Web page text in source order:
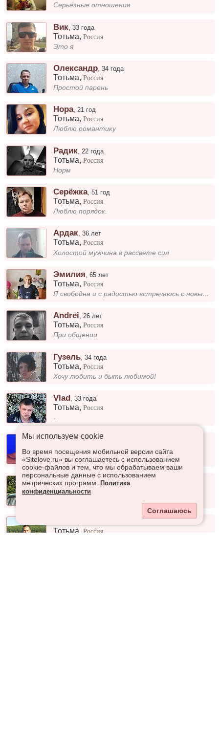
Серьёзные отношения
Вик ,33 года
Тотьма,Россия
Это я
Олександр ,34 года
Тотьма,Россия
Простой парень
Нора,21 год
Тотьма,Россия
Люблю романтику
Радик 22 года
Тотьма,Россия
Норм
Серёжка,51 год
Тотьма,Россия
Люблю порядок.
Ардак,36 лет
Тотьма,Россия
Холостой мужчина в рассвете сил
Эмилия ,65 лет
Тотьма,Россия
Я свободна и с радостью встречаюсь с новыми людьми! Люблю общение, совместные прогулки и обсуждение интересных тем. Ищу...
Andrei,26 лет
Тотьма,Россия
При общении
Гузель ,34 года
Тотьма,Россия
Хочу любить и быть любимой!
Vlad ,33 года
Тотьма,Россия
-
Андрей,34 года
Тотьма,Россия
()) (((()
Петя,38 лет
Тотьма,Россия
Тотьма ,Россия
Мы используем сookie
Во время посещения мобильной версии сайта
«Sitelove.ru» вы соглашаетесь с использованием
cookie-файлов и тем, что мы обрабатываем ваши
персональные данные с использованием
метрических программ.
Политика
конфиденциальности
Соглашаюсь